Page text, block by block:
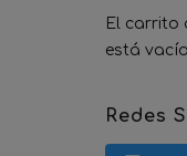
El carrito
está vacío
Redes